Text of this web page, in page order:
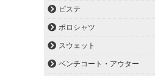
ピステ
ポロシャツ
スウェット
ベンチコート・アウター